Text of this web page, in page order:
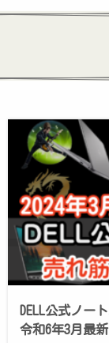
DELL公式ノー
令和6年3月最